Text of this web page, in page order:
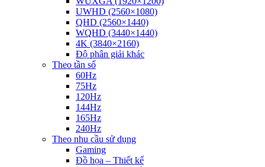
UWHD (2560×1080)
QHD (2560×1440)
WQHD (3440×1440)
4K (3840×2160)
Độ phân giải khác
Theo tần số
60Hz
75Hz
120Hz
144Hz
165Hz
240Hz
Theo nhu cầu sử dụng
Gaming
Đồ họa – Thiết kế